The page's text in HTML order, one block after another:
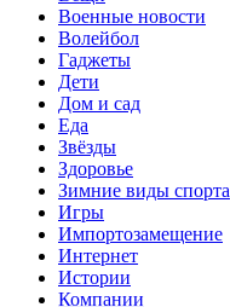
Военные новости
Волейбол
Гаджеты
Дети
Дом и сад
Еда
Звёзды
Здоровье
Зимние виды спорта
Игры
Импортозамещение
Интернет
Истории
Компании